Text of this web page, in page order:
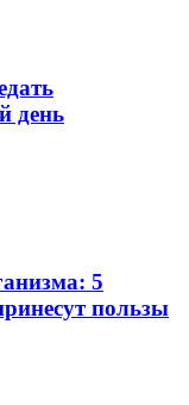
день
5
пользы